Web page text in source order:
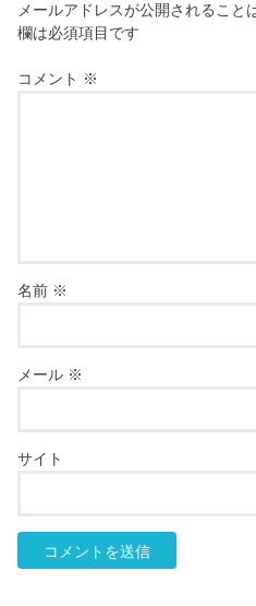
メールアドレスが公開されること
欄は必須項目です
コメント ※
名前 ※
メール ※
サイト